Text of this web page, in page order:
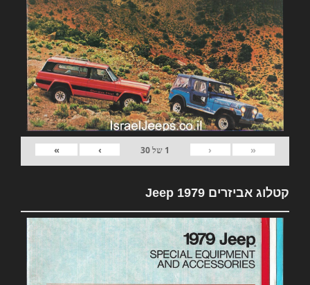
«
‹
1 של30
›
»
קטלוג אביזרים 1979 Jeep